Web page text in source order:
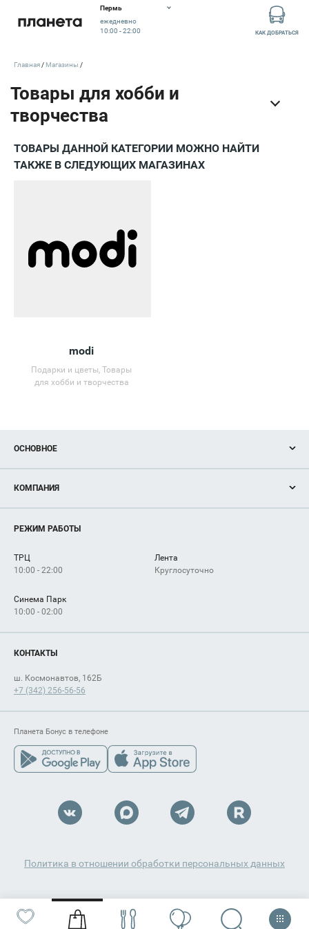
Пермь
ежедневно
10:00 - 22:00
КАК ДОБРАТЬСЯ
Главная Магазины
ТОВАРЫ ДАННОЙ КАТЕГОРИИ МОЖНО НАЙТИ
ТАКЖЕ В СЛЕДУЮЩИХ МАГАЗИНАХ
modi
Подарки и цветы, Товары
для хобби и творчества
ОСНОВНОЕ
Новости
Магазины
Услуги
КОМПАНИЯ
Рекламодателям
Как добраться
РЕЖИМ РАБОТЫ
ТРЦ
10:00 - 22:00
Лента
Круглосуточно
Синема Парк
10:00 - 02:00
КОНТАКТЫ
ш. Космонавтов, 162Б
+7 (342) 256-56-56
Планета Бонус в телефоне
Политика в отношении обработки персональных данных